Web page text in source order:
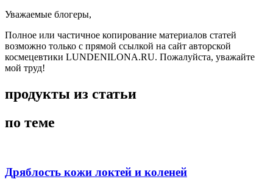
Уважаемые блогеры,
Полное или частичное копирование материалов статей
возможно только с прямой ссылкой на сайт авторской
космецевтики LUNDENILONA.RU. Пожалуйста, уважайте
мой труд!
продукты из статьи
по теме
Дряблость кожи локтей и коленей